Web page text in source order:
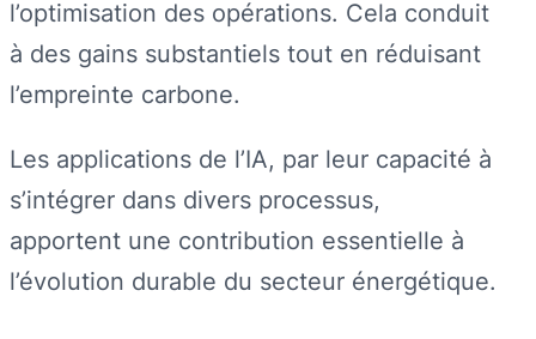
l’optimisation des opérations. Cela conduit
à des gains substantiels tout en réduisant
l’empreinte carbone.
Les applications de l’IA, par leur capacité à
s’intégrer dans divers processus,
apportent une contribution essentielle à
l’évolution durable du secteur énergétique.